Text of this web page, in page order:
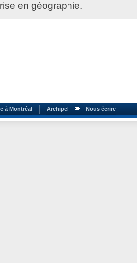
en géographie.
à Montréal Archipel Nous écrire